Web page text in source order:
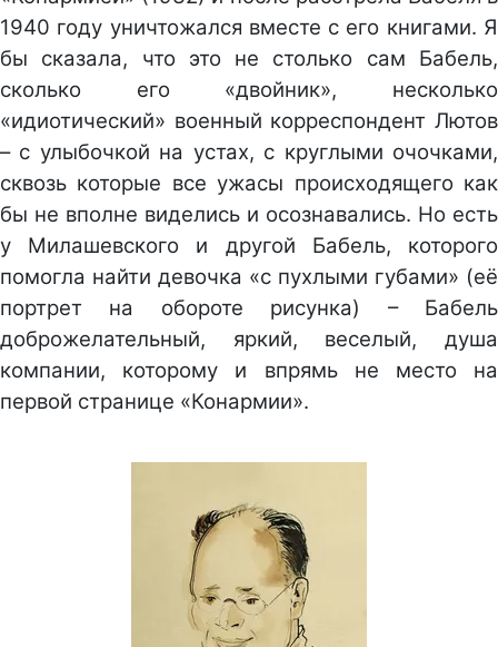
1940 году уничтожался вместе с его книгами. Я
бы сказала, что это не столько сам Бабель,
сколько его «двойник», несколько
«идиотический» военный корреспондент Лютов
– с улыбочкой на устах, с круглыми очочками,
сквозь которые все ужасы происходящего как
бы не вполне виделись и осознавались. Но есть
у Милашевского и другой Бабель, которого
помогла найти девочка «с пухлыми губами» (её
портрет на обороте рисунка) – Бабель
доброжелательный, яркий, веселый, душа
компании, которому и впрямь не место на
первой странице «Конармии».